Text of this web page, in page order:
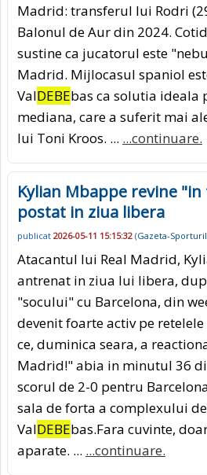
Madrid: transferul lui Rodri
Balonul de Aur din 2024.
sustine ca jucatorul este
Madrid. Mijlocasul spaniol
ValDEBEbas ca solutia ideala
mediana, care a suferit mai
lui Toni Kroos. ... ...continuare.
Kylian Mbappe revine
postat in ziua libera
publicat 2026-05-11 15:15:32 (Gazeta-
Atacantul lui Real Madrid,
antrenat in ziua lui libera,
"socului" cu Barcelona, din
devenit foarte activ pe
ce, duminica seara, a
Madrid!" abia in minutul 36
scorul de 2-0 pentru
sala de forta a complexului
ValDEBEbas.Fara cuvinte,
aparate. ... ...continuare.